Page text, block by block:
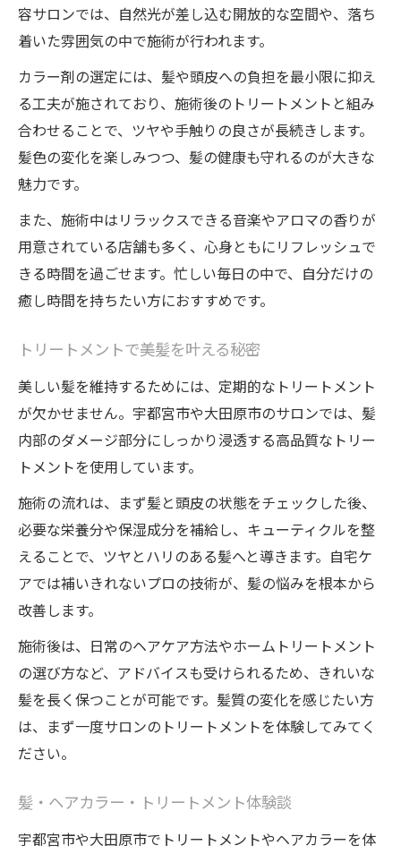
容サロンでは、自然光が差し込む開放的な空間や、落ち
着いた雰囲気の中で施術が行われます。
カラー剤の選定には、髪や頭皮への負担を最小限に抑え
る工夫が施されており、施術後のトリートメントと組み
合わせることで、ツヤや手触りの良さが長続きします。
髪色の変化を楽しみつつ、髪の健康も守れるのが大きな
魅力です。
また、施術中はリラックスできる音楽やアロマの香りが
用意されている店舗も多く、心身ともにリフレッシュで
きる時間を過ごせます。忙しい毎日の中で、自分だけの
癒し時間を持ちたい方におすすめです。
トリートメントで美髪を叶える秘密
美しい髪を維持するためには、定期的なトリートメント
が欠かせません。宇都宮市や大田原市のサロンでは、髪
内部のダメージ部分にしっかり浸透する高品質なトリー
トメントを使用しています。
施術の流れは、まず髪と頭皮の状態をチェックした後、
必要な栄養分や保湿成分を補給し、キューティクルを整
えることで、ツヤとハリのある髪へと導きます。自宅ケ
アでは補いきれないプロの技術が、髪の悩みを根本から
改善します。
施術後は、日常のヘアケア方法やホームトリートメント
の選び方など、アドバイスも受けられるため、きれいな
髪を長く保つことが可能です。髪質の変化を感じたい方
は、まず一度サロンのトリートメントを体験してみてく
ださい。
髪・ヘアカラー・トリートメント体験談
宇都宮市や大田原市でトリートメントやヘアカラーを体